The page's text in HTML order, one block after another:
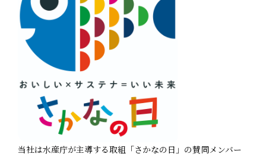
当社は水産庁が主導する取組「さかなの日」の賛同メンバー